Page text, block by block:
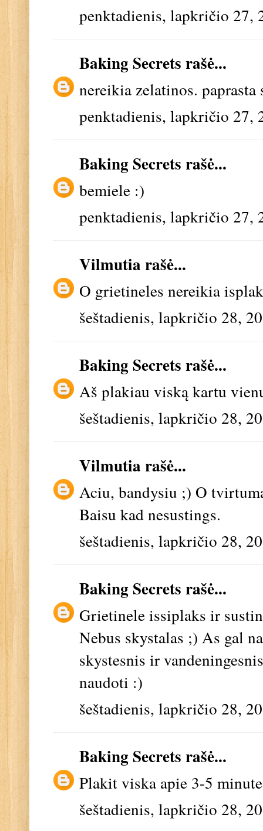
penktadienis, lapkričio 27,
Baking Secrets rašė...
nereikia zelatinos.
penktadienis, lapkričio 27,
Baking Secrets rašė...
bemiele :)
penktadienis, lapkričio 27,
Vilmutia rašė...
O grietineles nereikia
šeštadienis, lapkričio 28,
Baking Secrets rašė...
Aš plakiau viską kartu
šeštadienis, lapkričio 28,
Vilmutia rašė...
Aciu, bandysiu ;) O
Baisu kad nesustings.
šeštadienis, lapkričio 28,
Baking Secrets rašė...
Grietinele issiplaks ir
Nebus skystalas ;) As gal
skystesnis ir
naudoti :)
šeštadienis, lapkričio 28,
Baking Secrets rašė...
Plakit viska apie 3-5
šeštadienis, lapkričio 28,